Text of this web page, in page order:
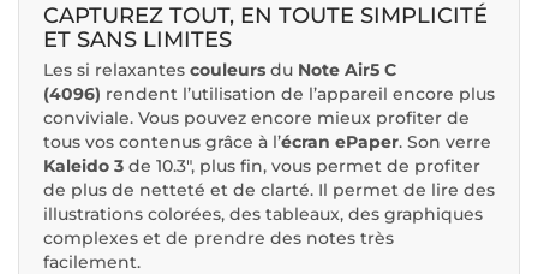
CAPTUREZ TOUT, EN TOUTE SIMPLICITÉ
ET SANS LIMITES
Les si relaxantes couleurs du Note Air5 C
(4096) rendent l’utilisation de l’appareil encore plus
conviviale. Vous pouvez encore mieux profiter de
tous vos contenus grâce à l’écran ePaper. Son verre
Kaleido 3 de 10.3", plus fin, vous permet de profiter
de plus de netteté et de clarté. Il permet de lire des
illustrations colorées, des tableaux, des graphiques
complexes et de prendre des notes très
facilement.